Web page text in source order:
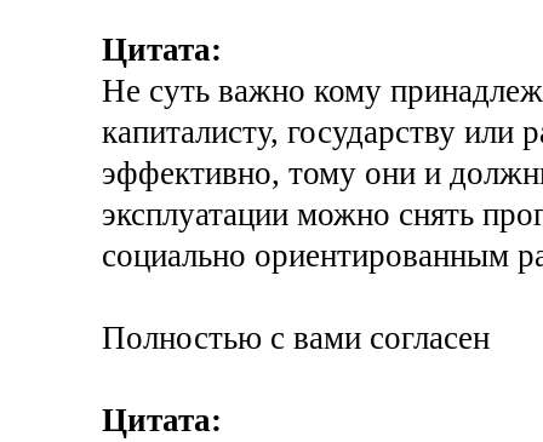
Цитата:
Не суть важно кому
капиталисту, государству или
эффективно, тому они и
эксплуатации можно снять
социально ориентированным
Полностью с вами согласен
Цитата: